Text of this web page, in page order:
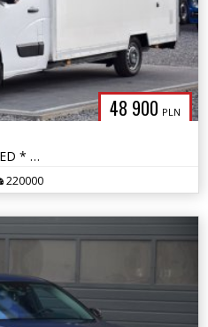
48 900 PLN
2.3 dCi (145 KM) Kontener * LED * Klimatyzacja * Nawigacja * PDC *
220000